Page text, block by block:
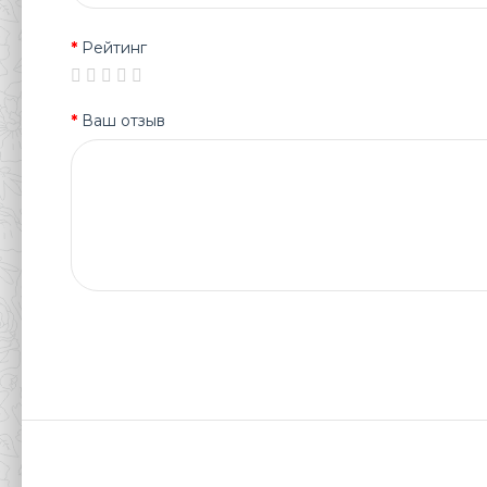
Рейтинг
Ваш отзыв